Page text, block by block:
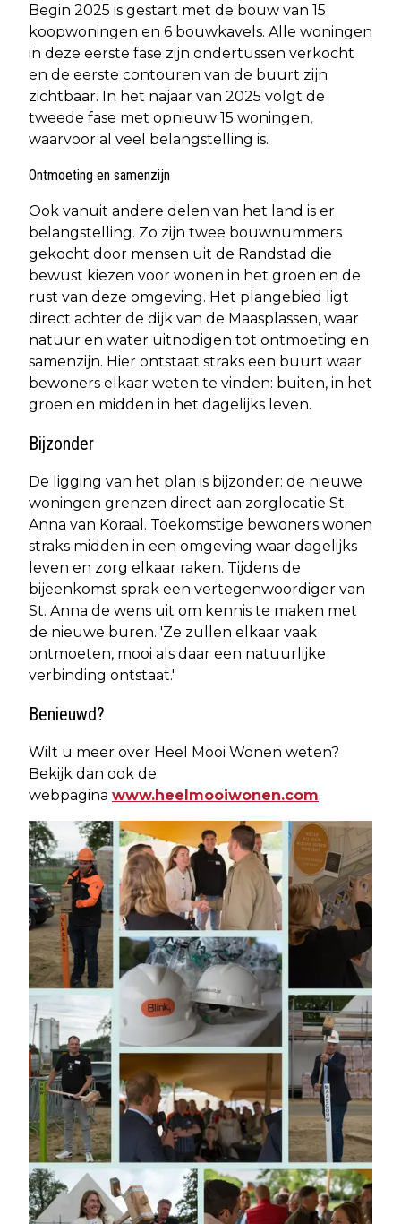
Begin 2025 is gestart met de bouw van 15
koopwoningen en 6 bouwkavels. Alle woningen
in deze eerste fase zijn ondertussen verkocht
en de eerste contouren van de buurt zijn
zichtbaar. In het najaar van 2025 volgt de
tweede fase met opnieuw 15 woningen,
waarvoor al veel belangstelling is.
Ontmoeting en samenzijn
Ook vanuit andere delen van het land is er
belangstelling. Zo zijn twee bouwnummers
gekocht door mensen uit de Randstad die
bewust kiezen voor wonen in het groen en de
rust van deze omgeving. Het plangebied ligt
direct achter de dijk van de Maasplassen, waar
natuur en water uitnodigen tot ontmoeting en
samenzijn. Hier ontstaat straks een buurt waar
bewoners elkaar weten te vinden: buiten, in het
groen en midden in het dagelijks leven.
Bijzonder
De ligging van het plan is bijzonder: de nieuwe
woningen grenzen direct aan zorglocatie St.
Anna van Koraal. Toekomstige bewoners wonen
straks midden in een omgeving waar dagelijks
leven en zorg elkaar raken. Tijdens de
bijeenkomst sprak een vertegenwoordiger van
St. Anna de wens uit om kennis te maken met
de nieuwe buren. 'Ze zullen elkaar vaak
ontmoeten, mooi als daar een natuurlijke
verbinding ontstaat.'
Benieuwd?
Wilt u meer over Heel Mooi Wonen weten?
Bekijk dan ook de
webpagina www.heelmooiwonen.com.